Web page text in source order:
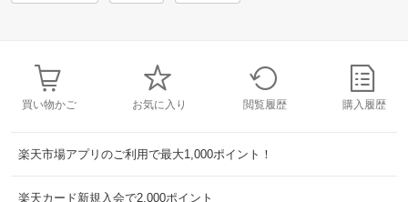
買い物かご お気に入り 閲覧履歴 購入履歴
楽天市場アプリのご利用で最大1,000ポイント！
楽天カード新規入会で2,000ポイント